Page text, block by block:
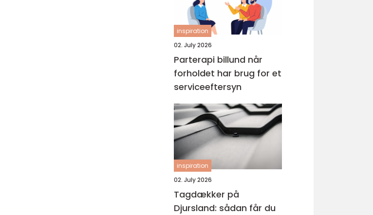
inspiration
02. July 2026
Parterapi billund når
forholdet har brug for et
serviceeftersyn
inspiration
02. July 2026
Tagdækker på
Djursland: sådan får du